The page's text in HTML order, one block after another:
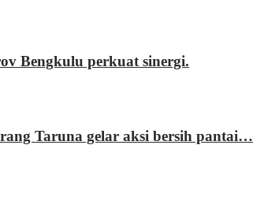
Bengkulu perkuat sinergi.
Taruna gelar aksi bersih pantai…